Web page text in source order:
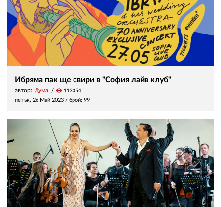
Ибряма пак ще свири в "София лайв клуб"
автор: Дума visibility 113354
петък, 26 Май 2023 / брой: 99